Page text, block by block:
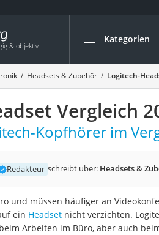
Kategorien
Die beliebtesten
Elektronik
Powerstation
Monitor 32 Zoll 4K
Fernseher
Desktop-PC
Diascanner
Laser-
Headsets & Zubehör Logitech-
Vergleich
Kopfhörer im
Redakteur schreibt über: Headsets &
und müssen häufiger an
ein Headsetnicht verzichten.
Arbeiten im Büro, aber auch